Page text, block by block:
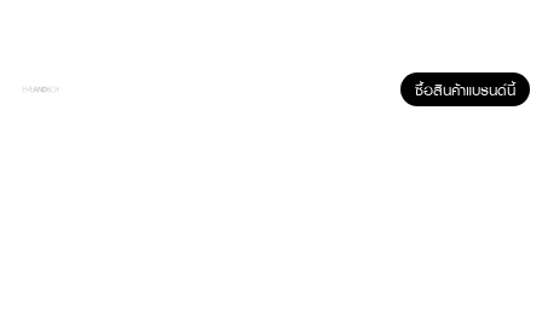
ซื้อสินค้าแบรนด์นี้